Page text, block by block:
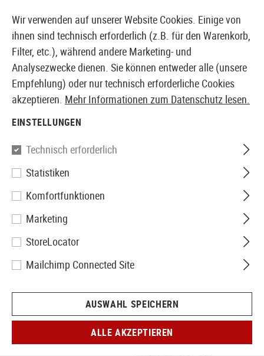
EUROPÄISCHER AIRSOFT SHOP & GROßHÄNDLER
Leapers
25.4mm Mount Rings Low
Wir verwenden auf unserer Website Cookies. Einige von
ihnen sind technisch erforderlich (z.B. für den Warenkorb,
Filter, etc.), während andere Marketing- und
Analysezwecke dienen. Sie können entweder alle (unsere
Empfehlung) oder nur technisch erforderliche Cookies
akzeptieren. Mehr Informationen zum Datenschutz lesen.
EINSTELLUNGEN
Technisch erforderlich
Statistiken
Komfortfunktionen
Marketing
StoreLocator
Mailchimp Connected Site
AUSWAHL SPEICHERN
ALLE AKZEPTIEREN